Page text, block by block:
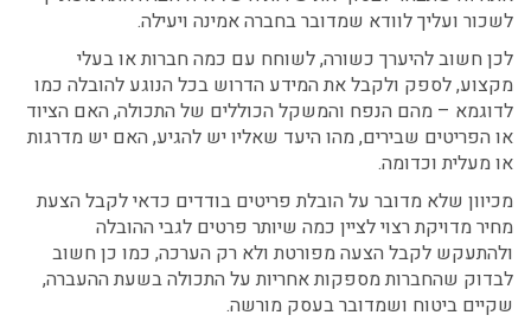
לשכור ועליך לוודא שמדובר בחברה אמינה ויעילה.
לכן חשוב להיערך כשורה, לשוחח עם כמה חברות או בעלי
מקצוע, לספק ולקבל את המידע הדרוש בכל הנוגע להובלה כמו
לדוגמא – מהם הנפח והמשקל הכוללים של התכולה, האם הציוד
או הפריטים שבירים, מהו היעד שאליו יש להגיע, האם יש מדרגות
או מעלית וכדומה.
מכיוון שלא מדובר על הובלת פריטים בודדים כדאי לקבל הצעת
מחיר מדויקת רצוי לציין כמה שיותר פרטים לגבי ההובלה
ולהתעקש לקבל הצעה מפורטת ולא רק הערכה, כמו כן חשוב
לבדוק שהחברות מספקות אחריות על התכולה בשעת ההעברה,
שקיים ביטוח ושמדובר בעסק מורשה.